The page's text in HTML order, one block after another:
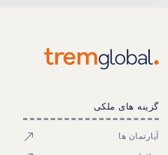
گزینه های ملکی
آپارتمان ها